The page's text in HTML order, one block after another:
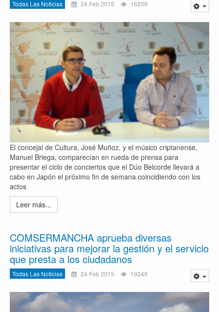
Todas Las Noticias 24 Feb 2015 16209
El concejal de Cultura, José Muñoz, y el músico criptanense,
Manuel Briega, comparecían en rueda de prensa para
presentar el ciclo de conciertos que el Dúo Belcorde llevará a
cabo en Japón el próximo fin de semana coincidiendo con los
actos
Leer más...
COMSERMANCHA aprueba diversas
iniciativas para mejorar la gestión y el servicio
que presta a los ciudadanos
Todas Las Noticias 24 Feb 2015 19249